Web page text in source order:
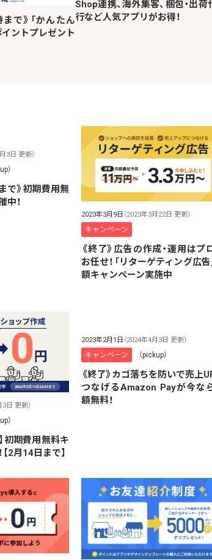
で》「かんたん
ントプレゼント
Shop連携、海外集客、梱包・出荷
行など人気アプリがお得！
3日 更新）
）
で》初期費用無
中！
2023年3月9日 （2023年3月22日 更新）
キャンペーン
《終了》広告の作成・運用はプ
お任せ！「リターゲティング広告
額キャンペーン実施中
3日 更新）
）
初期費用無料キ
2月14日まで】
2023年2月1日 （2024年4月3日 更新）
キャンペーン （pickup）
《終了》カゴ落ちを防いで売上
つなげるAmazon Payが今な
額無料！